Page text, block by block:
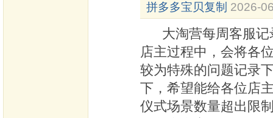
拼多多宝贝复制 2026-
大淘营每周客服记
店主过程中，会将各
较为特殊的问题记录
下，希望能给各位
仪式场景数量超出限